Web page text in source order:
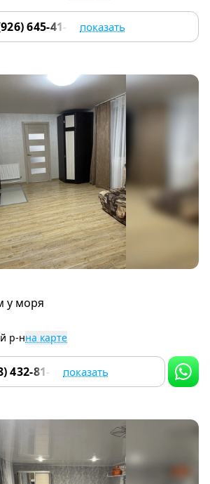
645-41-64 показать
у моря
р-нна карте
432-81-79 показать